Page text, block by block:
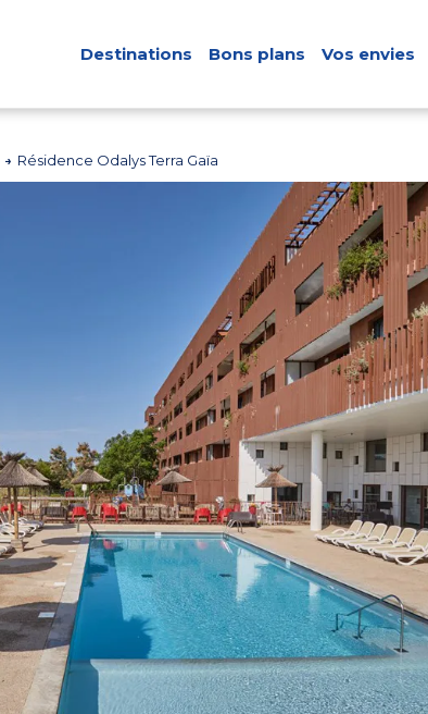
Destinations Bons plans Vos envies
Résidence Odalys Terra Gaïa